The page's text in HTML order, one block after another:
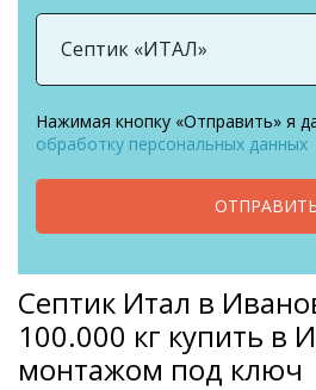
Нажимая кнопку «Отправить» я
обработку персональных данных
Септик Итал в
100.000 кг купить в
монтажом под ключ